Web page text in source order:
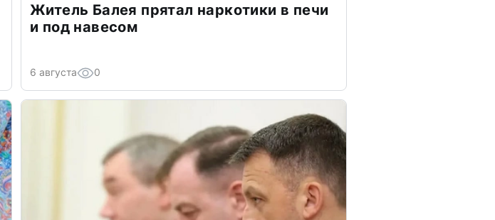
Житель Балея прятал наркотики в печи
и под навесом
6 августа 0